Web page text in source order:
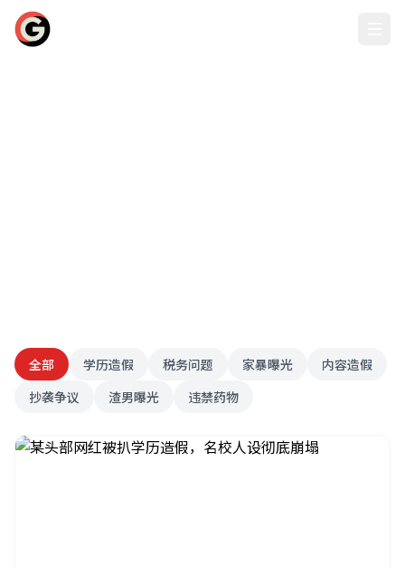
全部 学历造假 税务问题 家暴曝光
内容造假
抄袭争议
渣男曝光 违禁药物